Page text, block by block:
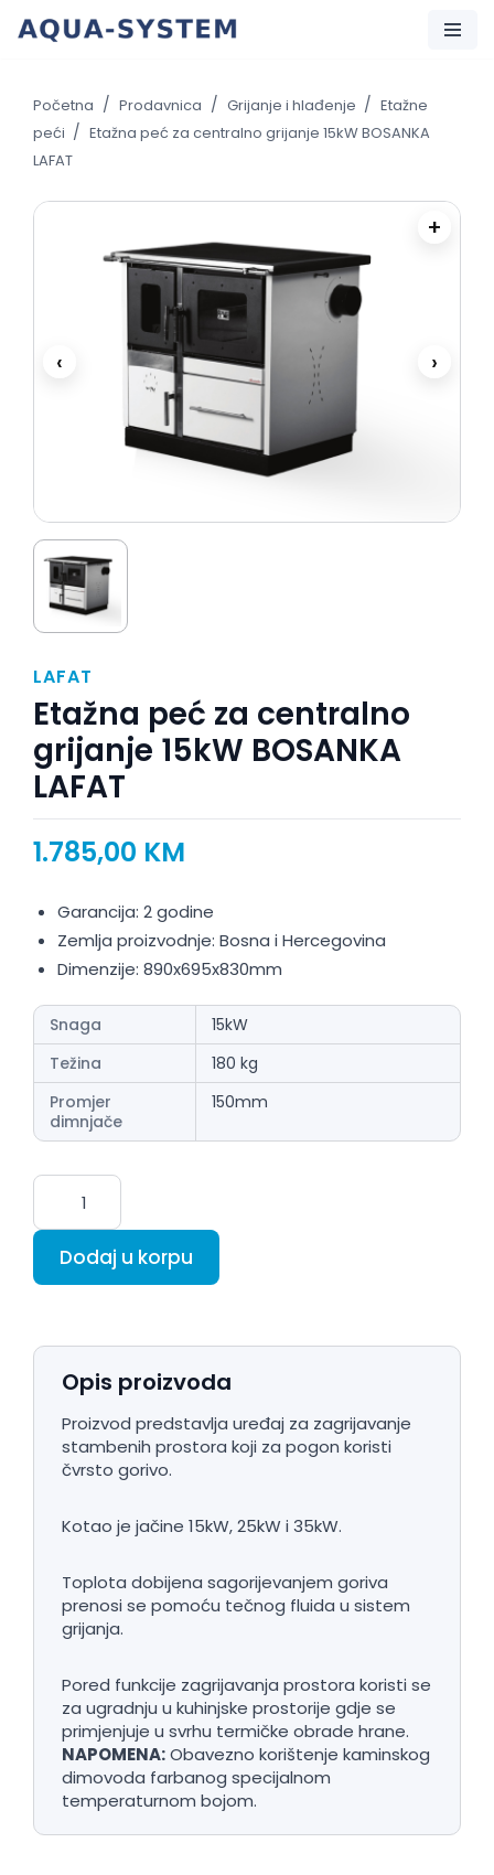
content
Početna / Prodavnica / Grijanje i hlađenje / Etažne
peći / Etažna peć za centralno grijanje 15kW BOSANKA
LAFAT
‹
+
›
LAFAT
Etažna peć za centralno
grijanje 15kW BOSANKA
LAFAT
1.785,00 KM
Garancija: 2 godine
Zemlja proizvodnje: Bosna i Hercegovina
Dimenzije: 890x695x830mm
Snaga
15kW
Težina
180 kg
Promjer
dimnjače
150mm
Dodaj u korpu
Opis proizvoda
Proizvod predstavlja uređaj za zagrijavanje
stambenih prostora koji za pogon koristi
čvrsto gorivo.
Kotao je jačine 15kW, 25kW i 35kW.
Toplota dobijena sagorijevanjem goriva
prenosi se pomoću tečnog fluida u sistem
grijanja.
Pored funkcije zagrijavanja prostora koristi se
za ugradnju u kuhinjske prostorije gdje se
primjenjuje u svrhu termičke obrade hrane.
NAPOMENA:Obavezno korištenje kaminskog
dimovoda farbanog specijalnom
temperaturnom bojom.